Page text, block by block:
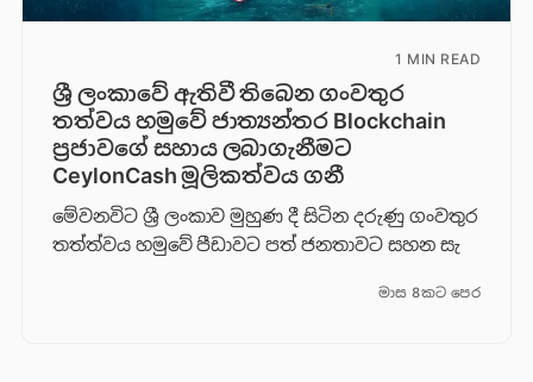
1 MIN READ
ශ්‍රී ලංකාවේ ඇතිවී තිබෙන ගංවතුර
තත්වය හමුවේ ජාත්‍යන්තර Blockchain
ප්‍රජාවගේ සහාය ලබාගැනීමට
CeylonCash මූලිකත්වය ග​නී
මේවනවිට ශ්‍රී ලංකාව මුහුණ දී සිටින දරුණු ගංවතුර
තත්ත්වය හමුවේ පීඩාවට පත් ජනතාවට සහන සැ
මාස 8කට පෙර